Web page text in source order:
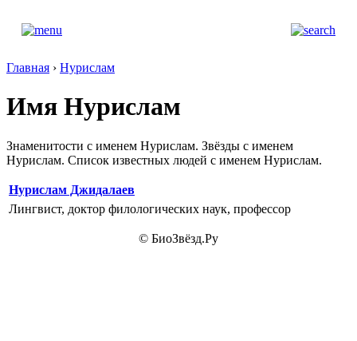
Главная › Нурислам
Имя Нурислам
Знаменитости с именем Нурислам. Звёзды с именем
Нурислам. Список известных людей с именем Нурислам.
Нурислам Джидалаев
Лингвист, доктор филологических наук, профессор
© БиоЗвёзд.Ру